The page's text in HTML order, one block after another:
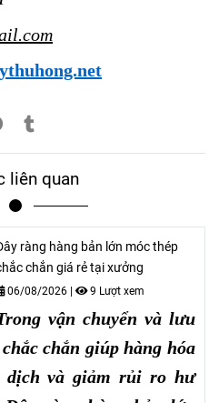
liên quan
ràng hàng bản lớn móc thép
chắn giá rẻ tại xưởng
06/08/2026 | 9 Lượt xem
vận chuyển và lưu
chắn giúp hàng hóa
dịch và giảm rủi ro hư